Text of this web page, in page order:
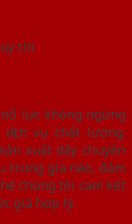
tín
lực không ngừng
vụ chất lượng.
xuất dây chuyền
trung gia nào, đảm
chúng tôi cam kết
giá hợp lý.